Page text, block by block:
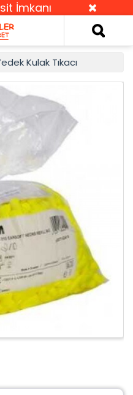
İmkanı
Kulak Tıkacı